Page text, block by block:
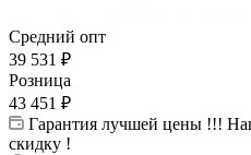
Средний опт
39 531 ₽
Розница
43 451 ₽
Гарантия лучшей цены !!!
скидку !